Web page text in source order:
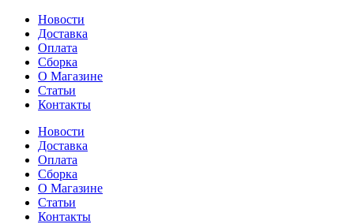
Новости
Доставка
Оплата
Сборка
О Магазине
Статьи
Контакты
Новости
Доставка
Оплата
Сборка
О Магазине
Статьи
Контакты